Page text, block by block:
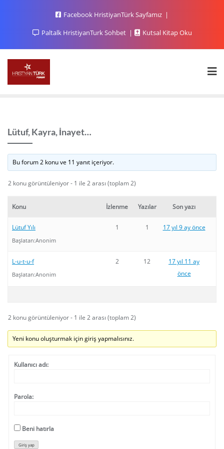
Facebook HristiyanTürk Sayfamız
Paltalk HristiyanTurk Sohbet
Kutsal Kitap Oku
Lütuf, Kayra, İnayet…
Bu forum 2 konu ve 11 yanıt içeriyor.
2 konu görüntüleniyor - 1 ile 2 arası (toplam 2)
Konu İzlenme Yazılar Son yazı
Lütuf Yılı
Başlatan:Anonim
1 1 17 yıl 9 ay önce
L-u-t-u-f
Başlatan:Anonim
2 12
17 yıl 11 ay
önce
2 konu görüntüleniyor - 1 ile 2 arası (toplam 2)
Yeni konu oluşturmak için giriş yapmalısınız.
Kullanıcı adı:
Parola:
Beni hatırla
Giriş yap